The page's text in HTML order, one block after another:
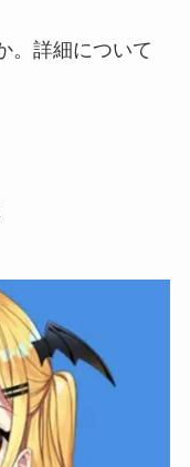
。詳細について